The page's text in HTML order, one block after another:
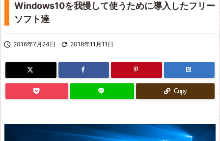
次へ
Windows10を我慢して使うために導入したフリー
ソフト達
 2016年7月24日  2018年11月11日
B!
Copy